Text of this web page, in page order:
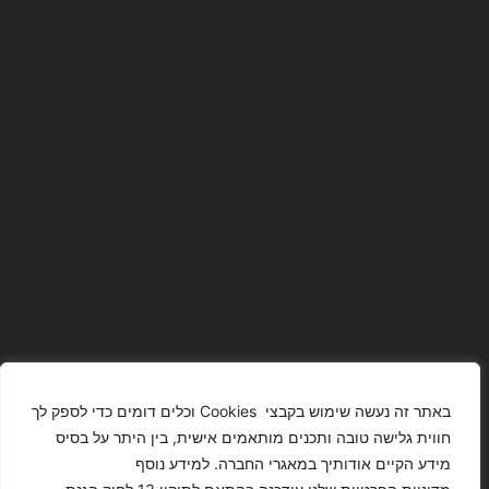
באתר זה נעשה שימוש בקבצי Cookies וכלים דומים כדי לספק לך
חווית גלישה טובה ותכנים מותאמים אישית, בין היתר על בסיס
מידע הקיים אודותיך במאגרי החברה. למידע נוסף